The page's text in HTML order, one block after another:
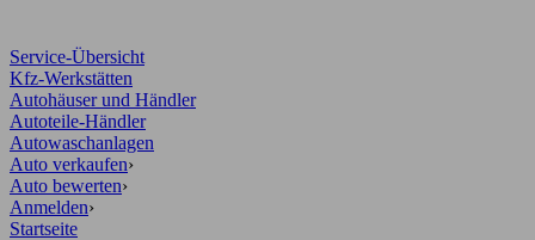
Service-Übersicht
Kfz-Werkstätten
Autohäuser und Händler
Autoteile-Händler
Autowaschanlagen
Auto verkaufen›
Auto bewerten›
Anmelden›
Startseite